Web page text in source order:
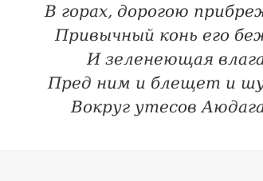
В горах, дорогою
Привычный конь его
И зеленеющая
Пред ним и блещет и
Вокруг утесов